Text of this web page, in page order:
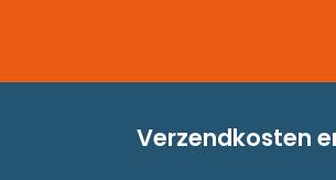
Verzendkosten